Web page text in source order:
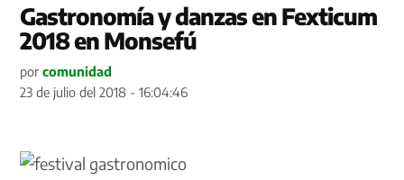
Gastronomía y danzas en Fexticum
2018 en Monsefú
por comunidad
23 de julio del 2018 - 16:04:46